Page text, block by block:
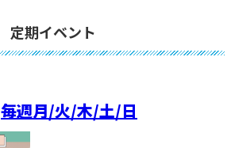
定期イベント
毎週月/火/木/土/日